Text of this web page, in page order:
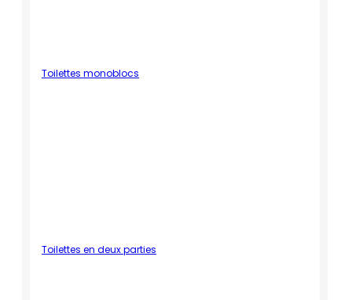
Toilettes monoblocs
Toilettes en deux parties